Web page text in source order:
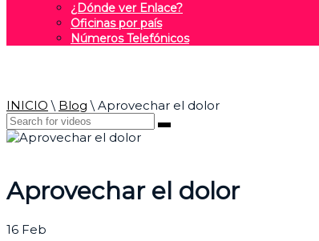
¿Dónde ver Enlace?
Oficinas por país
Números Telefónicos
INICIO \ Blog \ Aprovechar el dolor
Aprovechar el dolor
16 Feb